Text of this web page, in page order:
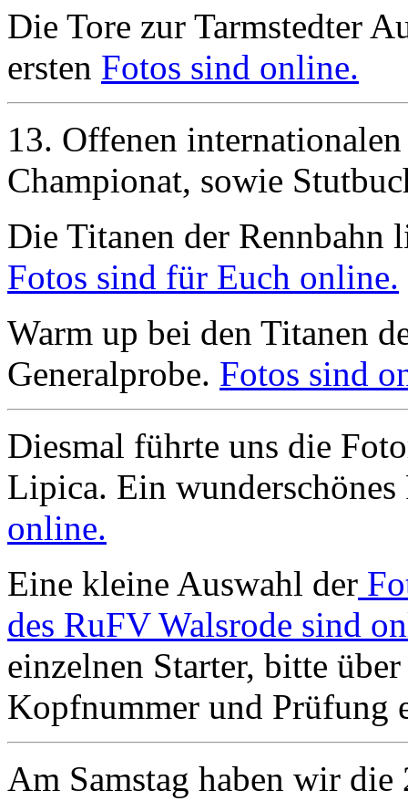
Die Tore zur Tarmstedter
ersten Fotos sind online.
13. Offenen
Championat, sowie
Die Titanen der Rennbahn
Fotos sind für Euch online.
Warm up bei den Titanen
Generalprobe. Fotos sind
Diesmal führte uns die
Lipica. Ein
online.
Eine kleine Auswahl der
des RuFV Walsrode sind
einzelnen Starter, bitte
Kopfnummer und Prüfung
Am Samstag haben wir die